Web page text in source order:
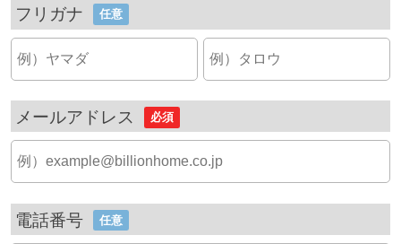
フリガナ 任意
メールアドレス 必須
電話番号 任意